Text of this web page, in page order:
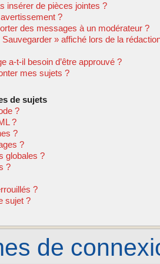
insérer de pièces jointes ?
?
des messages à un modérateur ?
» affiché lors de la
a-t-il besoin d’être approuvé ?
mes sujets ?
de sujets
?
?
?
?
globales ?
?
?
sujet ?
de